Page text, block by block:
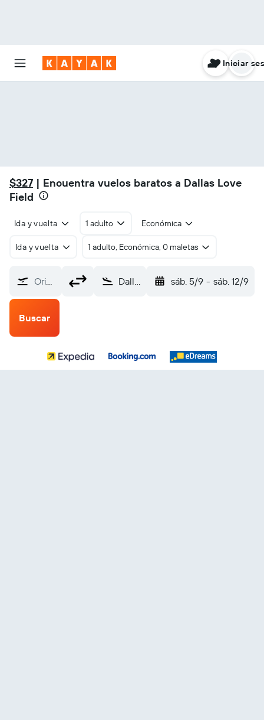
Iniciar
$327 | Encuentra vuelos baratos a Dallas Love
Field
Ida y vuelta 1 adulto Económica
Ida y vuelta 1 adulto, Económica, 0 maletas
Origen Dallas Love Field (DAL) sáb. 5/9 - sáb. 12/9
Buscar